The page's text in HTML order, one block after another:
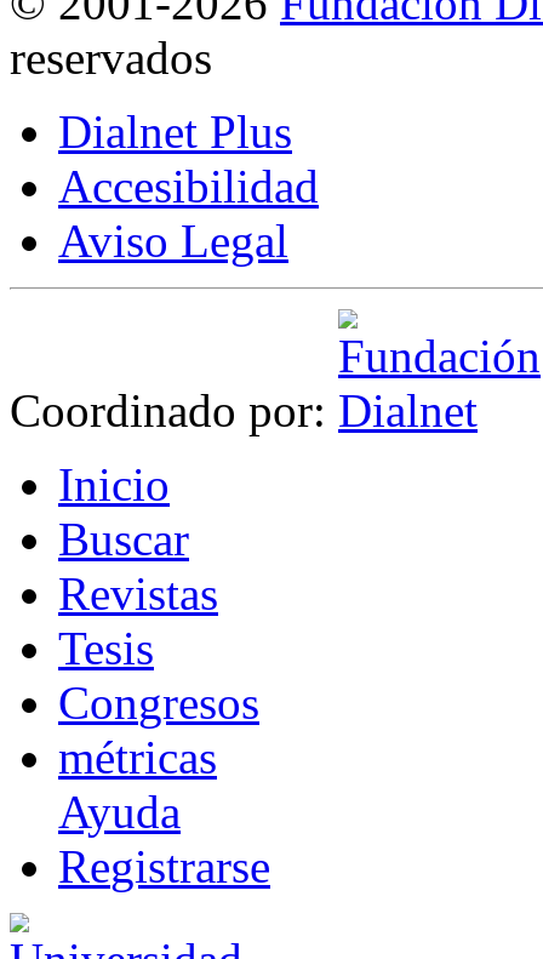
reservados
Dialnet Plus
Accesibilidad
Aviso Legal
Coordinado por:
Inicio
Buscar
Revistas
Tesis
Congresos
métricas
Ayuda
Registrarse